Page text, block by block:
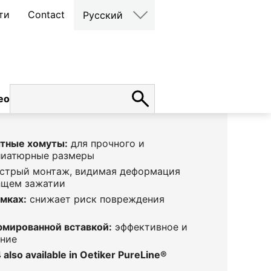
Contact Русский
хомуты: для прочного и
размеры
монтаж, видимая деформация
зажатии
снижает риск повреждения
вставкой: эффективное и
available in Oetiker PureLine®